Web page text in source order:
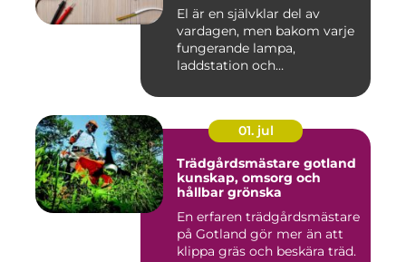
El är en självklar del av
vardagen, men bakom varje
fungerande lampa,
laddstation och
01. jul
Trädgårdsmästare gotland
kunskap, omsorg och
hållbar grönska
En erfaren trädgårdsmästare
på Gotland gör mer än att
klippa gräs och beskära träd.